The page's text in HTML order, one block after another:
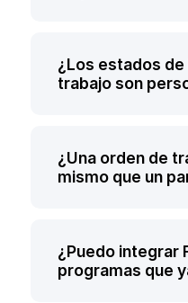
calendario te
carga de trabajo
nuevas órdenes
¿Los estados
trabajo son
necesites y definir
trabajo para que
¿Una orden de
mismo que un
"orden de trabajo"
se crea y asigna
¿Puedo integrar
programas que